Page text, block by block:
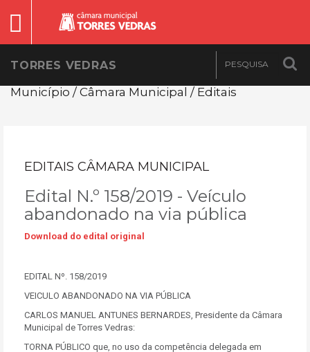
TORRES VEDRAS
Município / Câmara Municipal / Editais
EDITAIS CÂMARA MUNICIPAL
Edital N.º 158/2019 - Veículo
abandonado na via pública
Download do edital original
EDITAL Nº. 158/2019
VEICULO ABANDONADO NA VIA PÚBLICA
CARLOS MANUEL ANTUNES BERNARDES, Presidente da Câmara
Municipal de Torres Vedras:
TORNA PÚBLICO que, no uso da competência delegada em